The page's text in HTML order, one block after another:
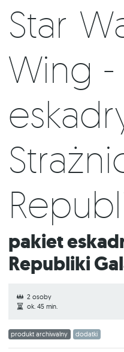
Star
Wing -
Pakiet eskadry frakcji
Republiki
2 osoby
ok. 45 min.
produkt archiwalny dodatki